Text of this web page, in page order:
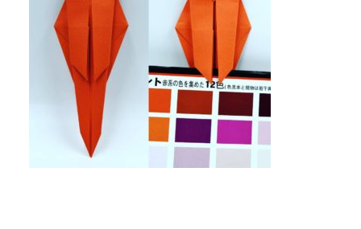
GALLERIA
GIORNALE
RICERCA